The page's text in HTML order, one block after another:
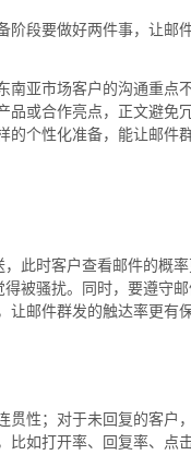
阶段要做好两件事，让邮
南亚市场客户的沟通重点
品或合作亮点，正文避免
的个性化准备，能让邮件
此时客户查看邮件的概
被骚扰。同时，要遵守
邮件群发的触达率更有保
贯性；对于未回复的客户
比如打开率、回复率、点